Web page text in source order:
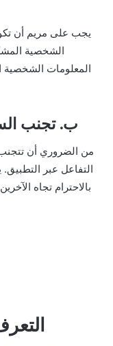
يجب على مريم أن
الشخصية
المعلومات
ب. تجنب
من الضروري أن
التفاعل عبر
بالاحترام تجاه